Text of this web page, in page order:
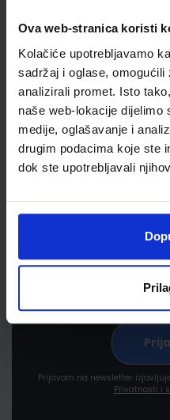
Ova web-stranica koristi
Kolačiće upotrebljavamo
sadržaj i oglase,
analizirali promet. Isto
naše web-lokacije dijelimo
medije, oglašavanje i
drugim podacima koje ste
dok ste upotrebljavali
Prijavom na newsletter
Privatnosti i